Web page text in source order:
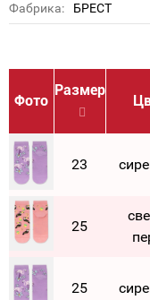
Фабрика: БРЕСТ
Фото
Размер
23
25
25